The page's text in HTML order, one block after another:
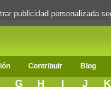
Contribuir Blog
G H I J K
publicidad personalizada